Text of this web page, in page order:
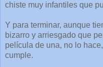
chiste muy infantiles que
Y para terminar, aunque
bizarro y arriesgado que
película de una, no lo
cumple.